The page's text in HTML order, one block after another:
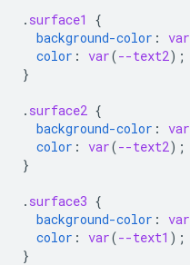
. surface1
{
background-color : var
color : var(--text2);
}
. surface2 {
background-color : var
color : var(--text2);
}
. surface3 {
background-color : var
color : var(--text1 );
}